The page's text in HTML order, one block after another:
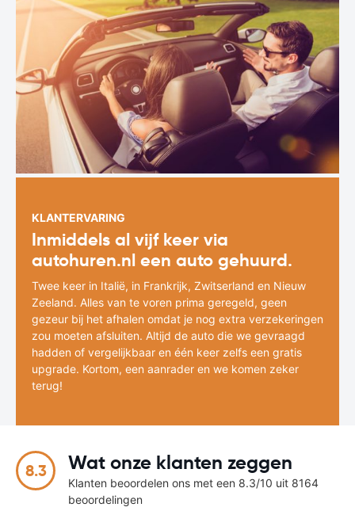
KLANTERVARING
Inmiddels al vijf keer via
autohuren.nl een auto gehuurd.
Twee keer in Italië, in Frankrijk, Zwitserland en Nieuw
Zeeland. Alles van te voren prima geregeld, geen
gezeur bij het afhalen omdat je nog extra verzekeringen
zou moeten afsluiten. Altijd de auto die we gevraagd
hadden of vergelijkbaar en één keer zelfs een gratis
upgrade. Kortom, een aanrader en we komen zeker
terug!
8.3 Wat onze klanten zeggen
Klanten beoordelen ons met een 8.3/10 uit 8164
beoordelingen